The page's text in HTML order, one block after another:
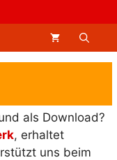
als Download?
, erhaltet
uns beim